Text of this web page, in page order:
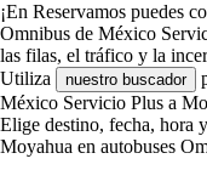
¡En Reservamos puedes
Omnibus de México
las filas, el tráfico y la
Utiliza
nuestro buscador
México Servicio Plus a
Elige destino, fecha, hora
Moyahua en autobuses